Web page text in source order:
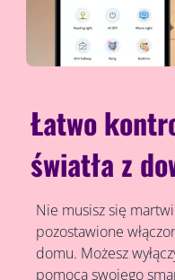
Łatwo
światła z
Nie musisz się
pozostawione
domu. Możesz
pomocą swojego